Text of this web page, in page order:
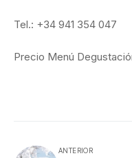
Tel.: +34 941 354 047
Precio Menú
ANTERIOR